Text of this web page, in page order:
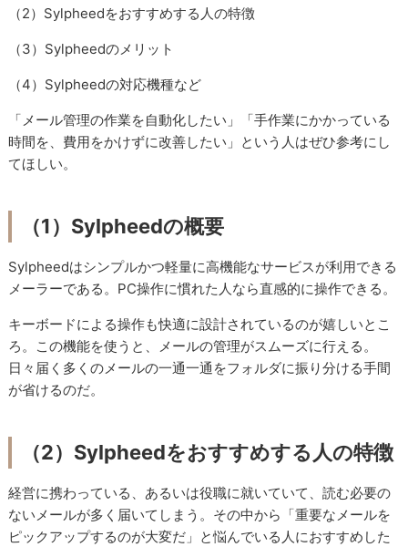
（2）Sylpheedをおすすめする人の特徴
（3）Sylpheedのメリット
（4）Sylpheedの対応機種など
「メール管理の作業を自動化したい」「手作業にかかっている
時間を、費用をかけずに改善したい」という人はぜひ参考にし
てほしい。
（1）Sylpheedの概要
Sylpheedはシンプルかつ軽量に高機能なサービスが利用できる
メーラーである。PC操作に慣れた人なら直感的に操作できる。
キーボードによる操作も快適に設計されているのが嬉しいとこ
ろ。この機能を使うと、メールの管理がスムーズに行える。
日々届く多くのメールの一通一通をフォルダに振り分ける手間
が省けるのだ。
（2）Sylpheedをおすすめする人の特徴
経営に携わっている、あるいは役職に就いていて、読む必要の
ないメールが多く届いてしまう。その中から「重要なメールを
ピックアップするのが大変だ」と悩んでいる人におすすめした